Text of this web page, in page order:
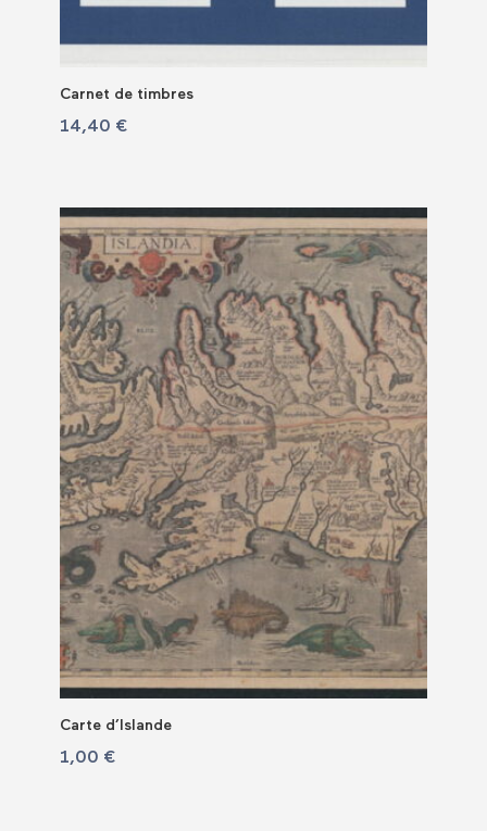
Carnet de timbres
14,40 €
Carte d’Islande
1,00 €